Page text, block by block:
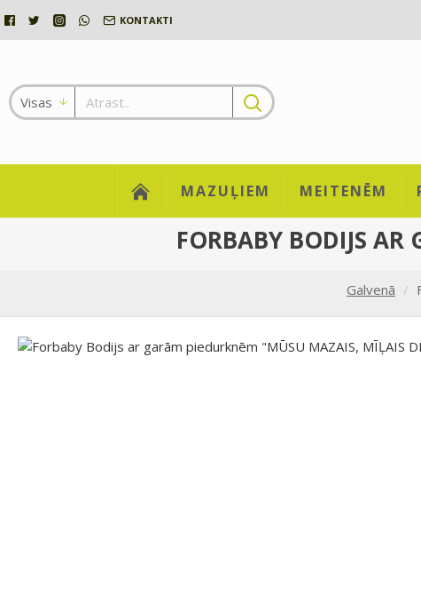
KONTAKTI
Visas
MAZUĻIEM MEITENĒM
Galvenā
FORBABY BODIJS